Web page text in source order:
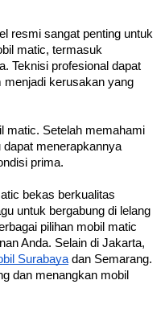
resmi sangat penting untuk
matic, termasuk
Teknisi profesional dapat
kerusakan yang
matic. Setelah memahami
dapat menerapkannya
prima.
bekas berkualitas
untuk bergabung di lelang
pilihan mobil matic
Anda. Selain di Jakarta,
Surabaya dan Semarang.
dan menangkan mobil